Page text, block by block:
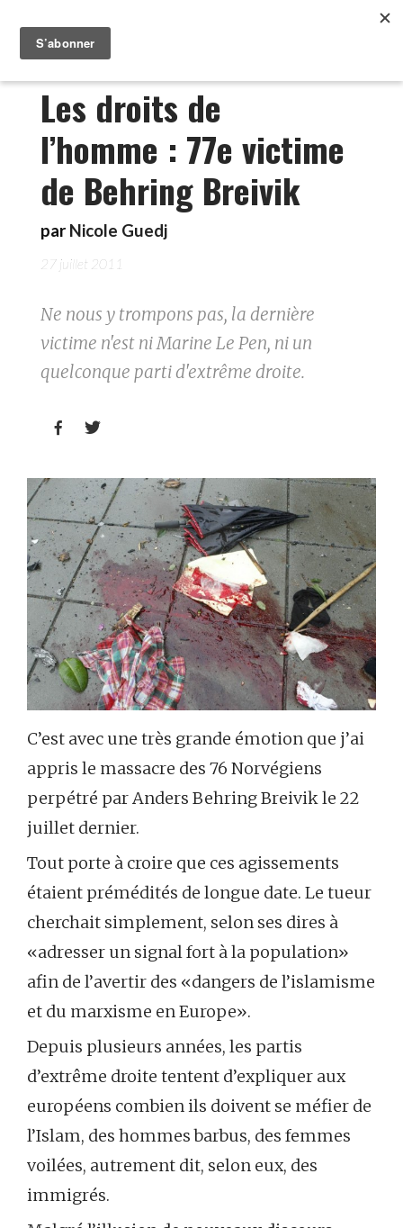
Les droits de
l’homme : 77e victime
de Behring Breivik
par Nicole Guedj
27 juillet 2011
Ne nous y trompons pas, la dernière
victime n'est ni Marine Le Pen, ni un
quelconque parti d'extrême droite.
 
C’est avec une très grande émotion que j’ai
appris le massacre des 76 Norvégiens
perpétré par Anders Behring Breivik le 22
juillet dernier.
Tout porte à croire que ces agissements
étaient prémédités de longue date. Le tueur
cherchait simplement, selon ses dires à
«adresser un signal fort à la population»
afin de l’avertir des «dangers de l’islamisme
et du marxisme en Europe».
Depuis plusieurs années, les partis
d’extrême droite tentent d’expliquer aux
européens combien ils doivent se méfier de
l’Islam, des hommes barbus, des femmes
voilées, autrement dit, selon eux, des
immigrés.